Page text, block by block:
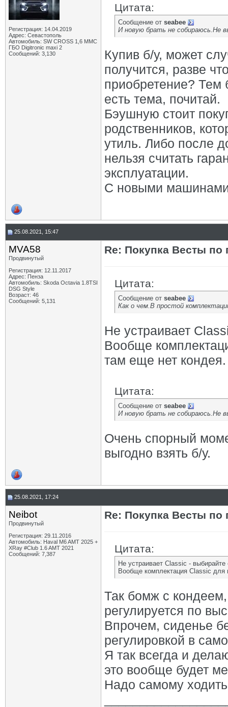
Регистрация: 14.04.2019
Адрес: Севастополь
Автомобиль: SW CROSS 1,6 ММС
ГБО Digitronic maxi 2
Сообщений: 3,130
Цитата:
Сообщение от seabee
И новую брать не собираюсь.Не
Купив б/у, может
получится, разве
приобретение?
есть тема, почитай.
Бэушную стоит
родственников,
утиль. Либо после
нельзя считать
эксплуатации.
С новыми
25.08.2021, 15:47
MVA58
Продвинутый
Регистрация: 12.11.2017
Адрес: Пенза
Автомобиль: Skoda Octavia 1.8TSI
DSG Style
Возраст: 46
Сообщений: 5,131
Re: Покупка Весты по
Цитата:
Сообщение от seabee
Как о чем.В простой
Не устраивает
Вообще
там еще нет кондея.
Цитата:
Сообщение от seabee
И новую брать не собираюсь.Не
Очень спорный
выгодно взять б/у.
25.08.2021, 17:24
Neibot
Продвинутый
Регистрация: 29.11.2016
Автомобиль: Haval M6 AMT 2025 +
XRay #Club 1.6 AMT 2021
Сообщений: 7,387
Re: Покупка Весты по
Цитата:
Не устраивает Classic -
Вообще комплектация Classic
Так бомж с
регулируется по
Впрочем, сиденье
регулировкой в
Я так всегда и
это вообще будет
Надо самому